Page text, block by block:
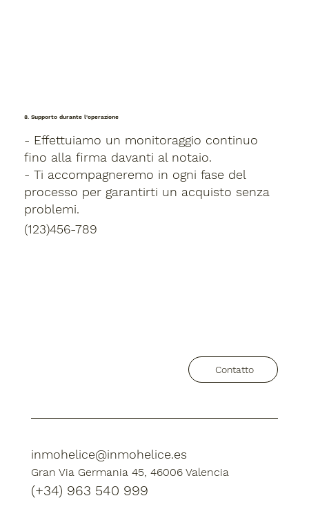
8. Supporto durante l'operazione
- Effettuiamo un monitoraggio continuo
fino alla firma davanti al notaio.
- Ti accompagneremo in ogni fase del
processo per garantirti un acquisto senza
problemi.
(123)456-789
Contatto
inmohelice@inmohelice.es
Gran Via Germania 45, 46006 Valencia
(+34) 963 540 999